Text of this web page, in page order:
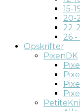
15-
20-
22-
26
Opskrifter
PixenDK